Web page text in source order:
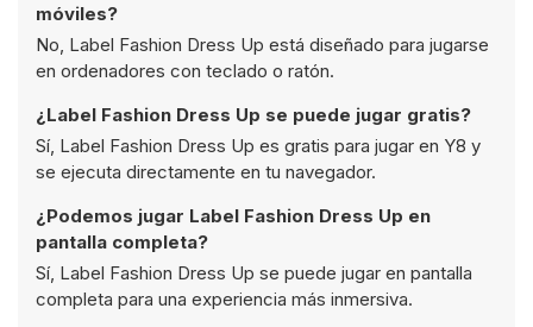
móviles?
No, Label Fashion Dress Up está diseñado para jugarse
en ordenadores con teclado o ratón.
¿Label Fashion Dress Up se puede jugar gratis?
Sí, Label Fashion Dress Up es gratis para jugar en Y8 y
se ejecuta directamente en tu navegador.
¿Podemos jugar Label Fashion Dress Up en
pantalla completa?
Sí, Label Fashion Dress Up se puede jugar en pantalla
completa para una experiencia más inmersiva.